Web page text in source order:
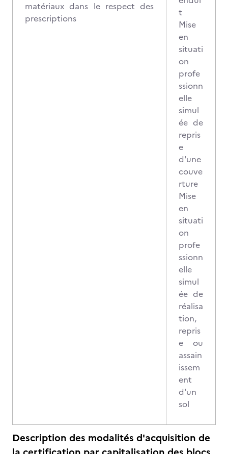
matériaux dans le respect des
prescriptions
t
Mise
en
situati
on
profe
ssionn
elle
simul
ée de
repris
e
d'une
couve
rture
Mise
en
situati
on
profe
ssionn
elle
simul
ée de
réalisa
tion,
repris
e ou
assain
issem
ent
d'un
sol
Description des modalités d'acquisition de